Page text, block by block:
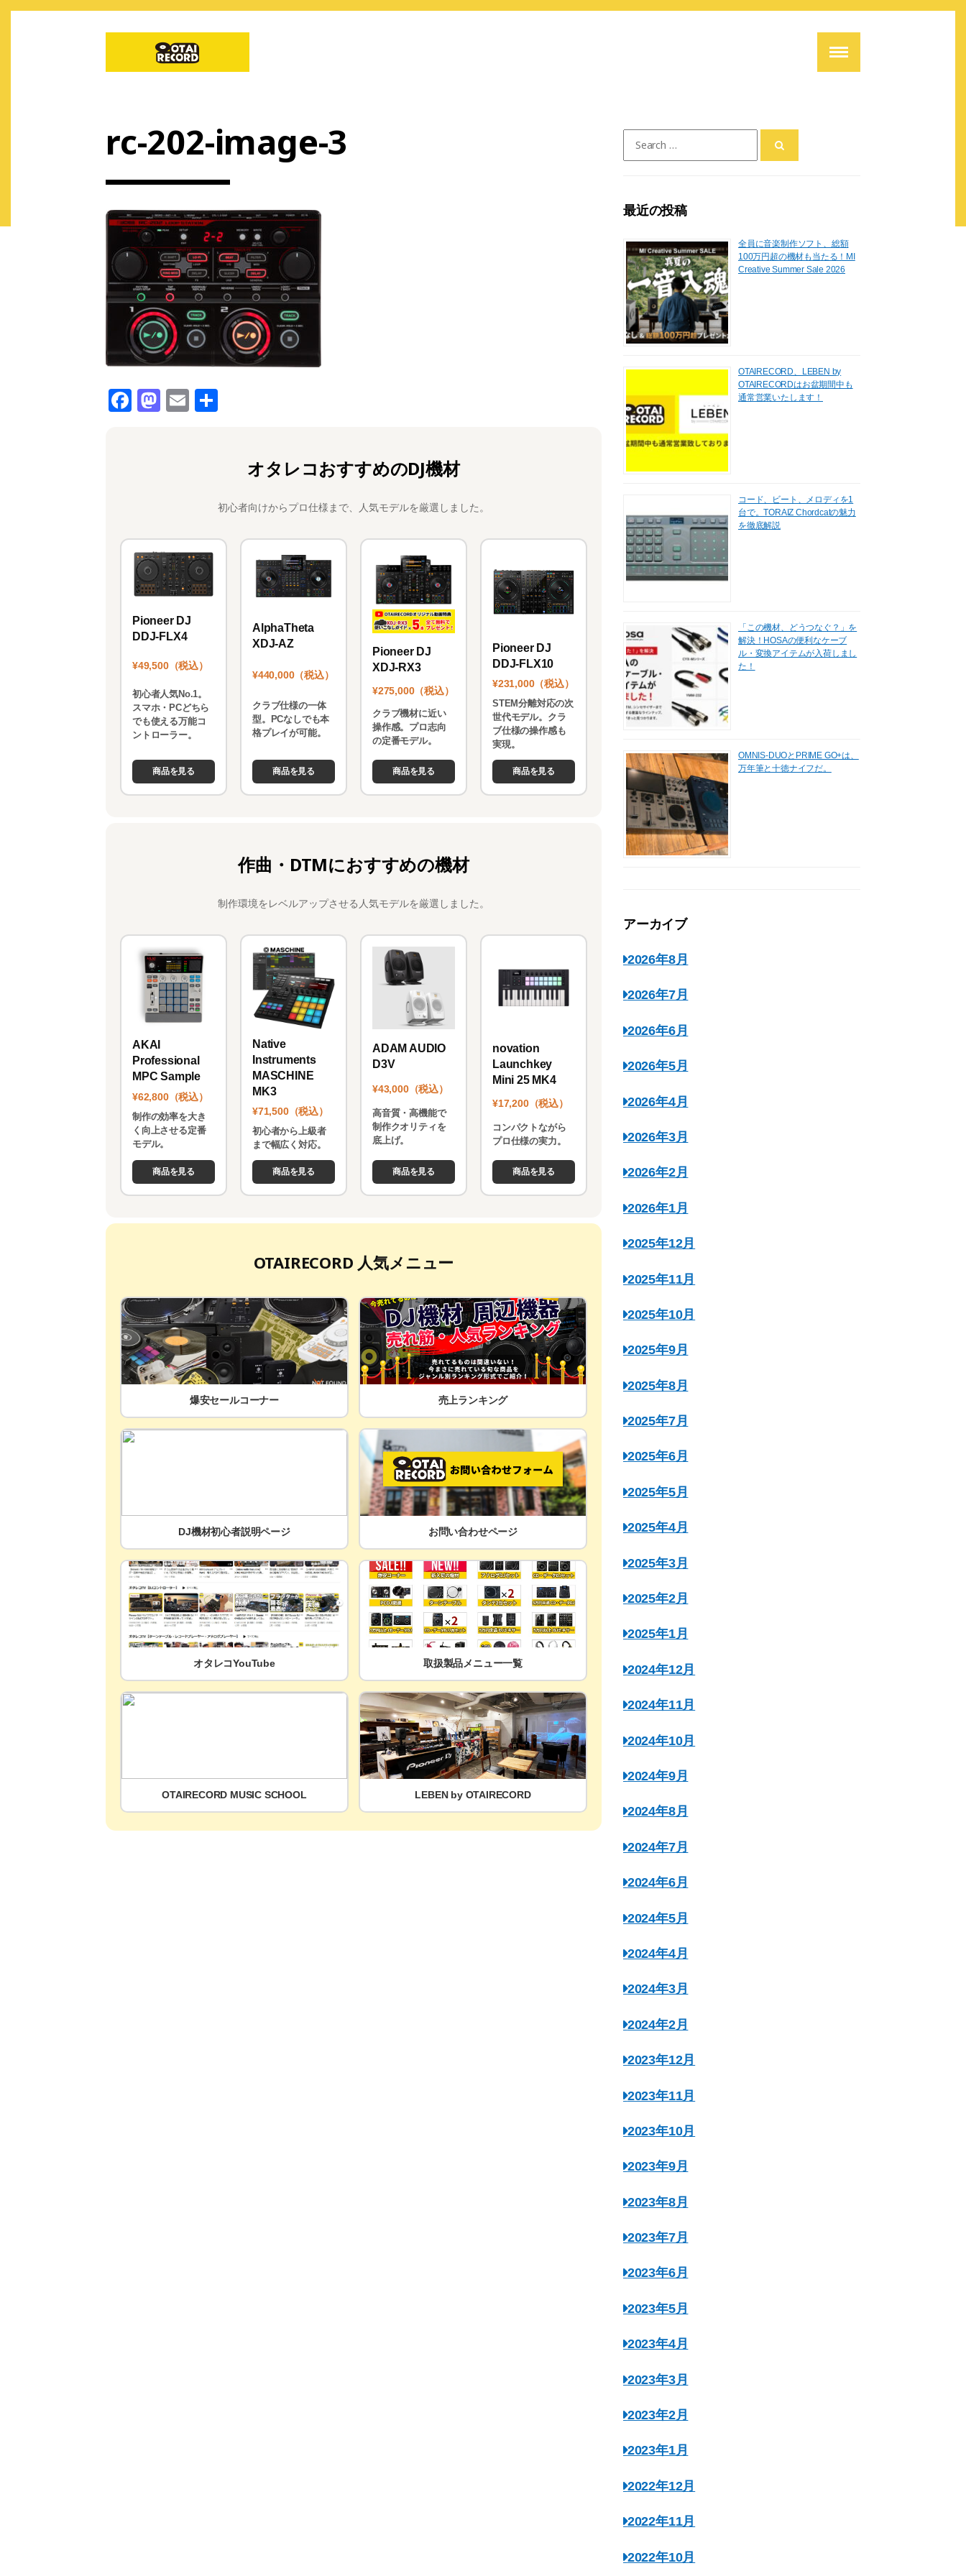
rc-202-image-3
F
o
k
M
n
E
オタレコおすすめのDJ機材
初心者向けからプロ仕様まで、人気モデルを厳選しました。
Pioneer DJ
DDJ-FLX4
¥49,500（税込）
初心者人気No.1。
スマホ・PCどちら
でも使える万能コ
ントローラー。
商品を見る
AlphaTheta
XDJ-AZ
¥440,000（税込）
クラブ仕様の一体
型。PCなしでも本
格プレイが可能。
商品を見る
Pioneer DJ
XDJ-RX3
¥275,000（税込）
クラブ機材に近い
操作感。プロ志向
の定番モデル。
商品を見る
Pioneer DJ
DDJ-FLX10
¥231,000（税込）
STEM分離対応の次
世代モデル。クラ
ブ仕様の操作感も
実現。
商品を見る
作曲・DTMにおすすめの機材
制作環境をレベルアップさせる人気モデルを厳選しました。
AKAI
Professional
MPC Sample
¥62,800（税込）
制作の効率を大き
く向上させる定番
モデル。
商品を見る
Native
Instruments
MASCHINE
MK3
¥71,500（税込）
初心者から上級者
まで幅広く対応。
商品を見る
ADAM AUDIO
D3V
¥43,000（税込）
高音質・高機能で
制作クオリティを
底上げ。
商品を見る
novation
Launchkey
Mini 25 MK4
¥17,200（税込）
コンパクトながら
プロ仕様の実力。
商品を見る
OTAIRECORD 人気メニュー
爆安セールコーナー 売上ランキング
DJ機材初心者説明ページ お問い合わせページ
オタレコYouTube 取扱製品メニュー一覧
OTAIRECORD MUSIC SCHOOL LEBEN by OTAIRECORD
for:
最近の投稿
全員に音楽制作ソフト、総額
100万円超の機材も当たる！MI
Creative Summer Sale 2026
OTAIRECORD、LEBEN by
OTAIRECORDはお盆期間中も
通常営業いたします！
コード、ビート、メロディを1
台で。TORAIZ Chordcatの魅力
を徹底解説
「この機材、どうつなぐ？」を
解決！HOSAの便利なケーブ
ル・変換アイテムが入荷しまし
た！
OMNIS-DUOとPRIME GO+は、
万年筆と十徳ナイフだ。
アーカイブ
2026年8月
2026年7月
2026年6月
2026年5月
2026年4月
2026年3月
2026年2月
2026年1月
2025年12月
2025年11月
2025年10月
2025年9月
2025年8月
2025年7月
2025年6月
2025年5月
2025年4月
2025年3月
2025年2月
2025年1月
2024年12月
2024年11月
2024年10月
2024年9月
2024年8月
2024年7月
2024年6月
2024年5月
2024年4月
2024年3月
2024年2月
2023年12月
2023年11月
2023年10月
2023年9月
2023年8月
2023年7月
2023年6月
2023年5月
2023年4月
2023年3月
2023年2月
2023年1月
2022年12月
2022年11月
2022年10月